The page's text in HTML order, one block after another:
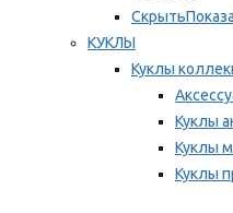
Скрыть
КУКЛЫ
Куклы
Куклы
Куклы
Куклы